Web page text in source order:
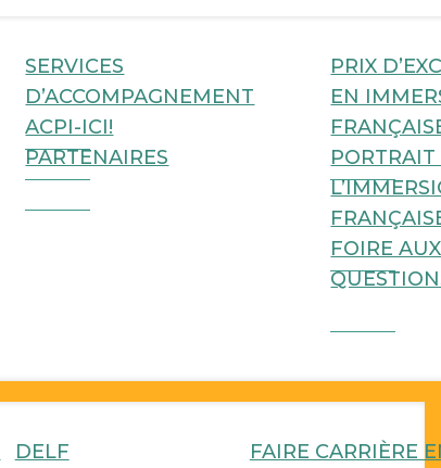
SERVICES
D’ACCOMPAGNEMENT
ACPI-ICI!
PARTENAIRES
PRIX
EN
FOIRE AUX
DELF
FAIRE CARRIÈRE